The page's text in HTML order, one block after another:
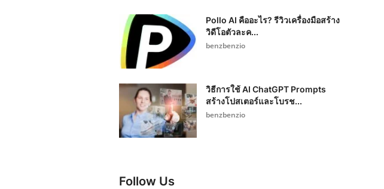
Pollo AI คืออะไร? รีวิวเครื่องมือสร้าง
วิดีโอตัวละค...
benzbenzio
วิธีการใช้ AI ChatGPT Prompts
สร้างโปสเตอร์และโบรช...
benzbenzio
Follow Us